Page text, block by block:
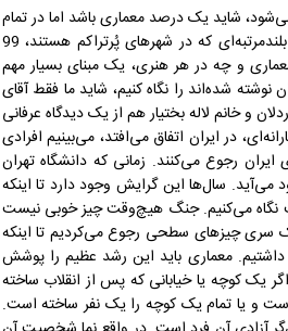
شاید یک درصد معماری باشد اما در تمام
دنیا هم همین‌طور است و هیچ فرقی نمی‌کند. در آمریکا به‌جز ساختمان‌های بلندمرتبه‌ای که در شهرهای پُرتراکم هستند، 99
و چه در هر هنری، یک مبنای بسیار مهم
شده‌اند را نگاه کنیم، شاید ما فقط آقای
و خانم لاله بختیار هم از یک دیدگاه عرفانی
در ایران اتفاق می‌افتد، می‌بینیم افرادی
ایران رجوع می‌کنند. زمانی که دانشگاه تهران
سال‌ها این گرایش وجود دارد تا اینکه
نگاه می‌کنیم. جنگ هیچ‌وقت چیز خوبی نیست
چیزهای سطحی رجوع می‌کردیم تا اینکه
معماری باید این رشد عظیم را پوشش
کوچه یا خیابانی که پس از انقلاب ساخته
و یا تمام یک کوچه را یک نفر ساخته است.